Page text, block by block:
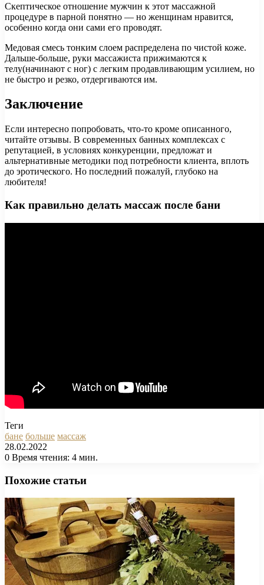
Скептическое отношение мужчин к этот массажной
процедуре в парной понятно — но женщинам нравится,
особенно когда они сами его проводят.
Медовая смесь тонким слоем распределена по чистой коже.
Дальше-больше, руки массажиста прижимаются к
телу(начинают с ног) с легким продавливающим усилием, но
не быстро и резко, отдергиваются им.
Заключение
Если интересно попробовать, что-то кроме описанного,
читайте отзывы. В современных банных комплексах с
репутацией, в условиях конкуренции, предложат и
альтернативные методики под потребности клиента, вплоть
до эротического. Но последний пожалуй, глубоко на
любителя!
Как правильно делать массаж после бани
Теги
бане больше массаж
28.02.2022
0 Время чтения: 4 мин.
Похожие статьи